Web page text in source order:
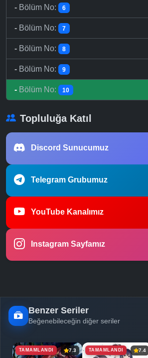
- Bölüm No: 6
- Bölüm No: 7
- Bölüm No: 8
- Bölüm No: 9
- Bölüm No: 10
Topluluğa Katıl
Discord Sunucumuz
Telegram Grubumuz
YouTube Kanalımız
Instagram Sayfamız
Benzer Seriler
Beğenebileceğin diğer seriler
TAMAMLANDI 7.3 TAMAMLANDI 7.4